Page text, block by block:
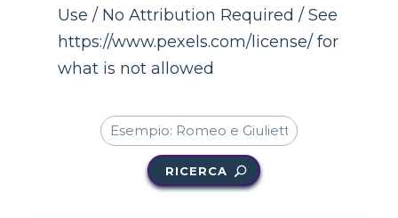
Use / No Attribution Required / See
https://www.pexels.com/license/ for
what is not allowed
RICERCA